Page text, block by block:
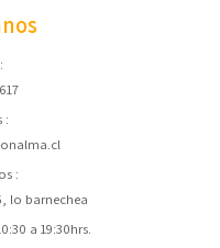
lo barnechea
a 19:30hrs.